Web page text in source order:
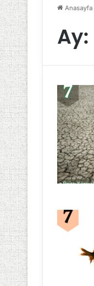
Anasayfa
Ay: